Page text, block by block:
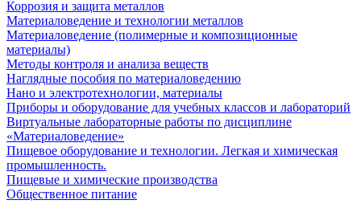
Коррозия и защита металлов
Материаловедение и технологии металлов
Материаловедение (полимерные и композиционные
материалы)
Методы контроля и анализа веществ
Наглядные пособия по материаловедению
Нано и электротехнологии, материалы
Приборы и оборудование для учебных классов и лабораторий
Виртуальные лабораторные работы по дисциплине
«Материаловедение»
Пищевое оборудование и технологии. Легкая и химическая
промышленность.
Пищевые и химические производства
Общественное питание